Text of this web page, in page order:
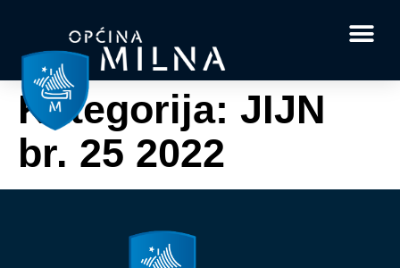
Kategorija: JIJN
br. 25 2022